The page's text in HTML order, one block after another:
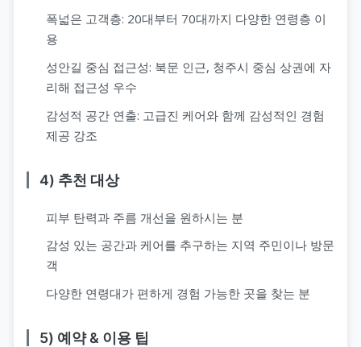
폭넓은 고객층: 20대부터 70대까지 다양한 연령층 이
용
성안길 중심 접근성: 북문 인근, 청주시 중심 상권에 자
리해 접근성 우수
감성적 공간 연출: 고급진 케어와 함께 감성적인 경험
제공 강조
4) 추천 대상
피부 탄력과 주름 개선을 원하시는 분
감성 있는 공간과 케어를 추구하는 지역 주민이나 방문
객
다양한 연령대가 편하게 경험 가능한 곳을 찾는 분
5) 예약 & 이용 팁